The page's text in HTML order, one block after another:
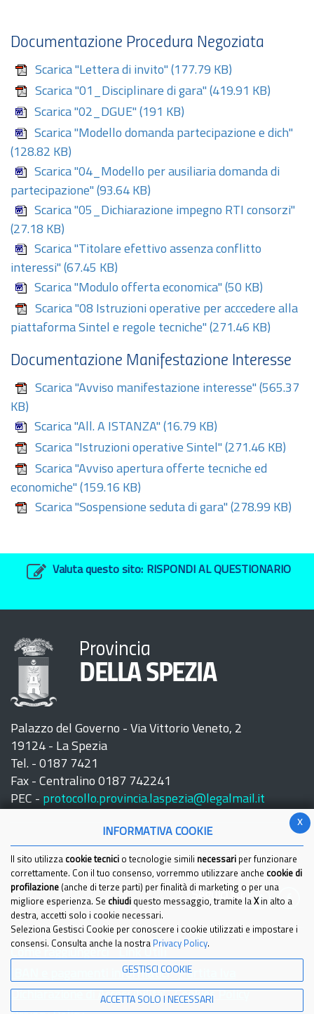
Documentazione Procedura Negoziata
Scarica "Lettera di invito" (177.79 KB)
Scarica "01_Disciplinare di gara" (419.91 KB)
Scarica "02_DGUE" (191 KB)
Scarica "Modello domanda partecipazione e dich"
(128.82 KB)
Scarica "04_Modello per ausiliaria domanda di
partecipazione" (93.64 KB)
Scarica "05_Dichiarazione impegno RTI consorzi"
(27.18 KB)
Scarica "Titolare efettivo assenza conflitto
interessi" (67.45 KB)
Scarica "Modulo offerta economica" (50 KB)
Scarica "08 Istruzioni operative per acccedere alla
piattaforma Sintel e regole tecniche" (271.46 KB)
Documentazione Manifestazione Interesse
Scarica "Avviso manifestazione interesse" (565.37
KB)
Scarica "All. A ISTANZA" (16.79 KB)
Scarica "Istruzioni operative Sintel" (271.46 KB)
Scarica "Avviso apertura offerte tecniche ed
economiche" (159.16 KB)
Scarica "Sospensione seduta di gara" (278.99 KB)
Valuta questo sito: RISPONDI AL QUESTIONARIO
Provincia
DELLA SPEZIA
Palazzo del Governo - Via Vittorio Veneto, 2
19124 - La Spezia
Tel. - 0187 7421
Fax - Centralino 0187 742241
PEC - protocollo.provincia.laspezia@legalmail.it
Seguici su:
IBAN e pagamenti informatici
Partita Iva
Dichiarazione di Accessibilita'
Cookies Policy
x
INFORMATIVA COOKIE
Il sito utilizza cookie tecnici o tecnologie simili necessari per funzionare
correttamente. Con il tuo consenso, vorremmo utilizzare anche cookie di
profilazione (anche di terze parti) per finalità di marketing o per una
migliore esperienza. Se chiudi questo messaggio, tramite la Xin alto a
destra, accetti solo i cookie necessari.
Seleziona Gestisci Cookie per conoscere i cookie utilizzati e impostare i
consensi. Consulta anche la nostra Privacy Policy.
GESTISCI COOKIE
ACCETTA SOLO I NECESSARI